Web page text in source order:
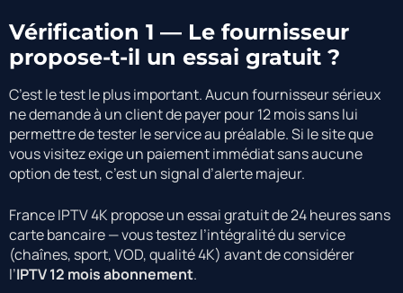
Vérification 1 — Le fournisseur
propose-t-il un essai gratuit ?
C’est le test le plus important. Aucun fournisseur sérieux
ne demande à un client de payer pour 12 mois sans lui
permettre de tester le service au préalable. Si le site que
vous visitez exige un paiement immédiat sans aucune
option de test, c’est un signal d’alerte majeur.
France IPTV 4K propose un essai gratuit de 24 heures sans
carte bancaire — vous testez l’intégralité du service
(chaînes, sport, VOD, qualité 4K) avant de considérer
l’IPTV 12 mois abonnement.